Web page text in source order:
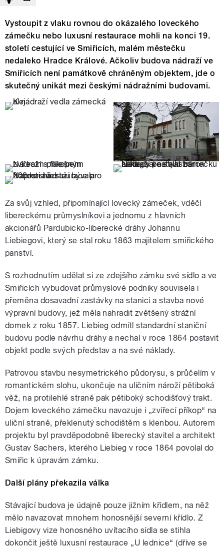
Vystoupit z vlaku rovnou do okázalého loveckého
zámečku nebo luxusní restaurace mohli na konci 19.
století cestující ve Smiřicích, malém městečku
nedaleko Hradce Králové. Ačkoliv budova nádraží ve
Smiřicích není památkově chráněným objektem, jde o
skutečný unikát mezi českými nádražními budovami.
Za svůj vzhled, připomínající lovecký zámeček, vděčí
libereckému průmyslníkovi a jednomu z hlavních
akcionářů Pardubicko-liberecké dráhy Johannu
Liebiegovi, který se stal roku 1863 majitelem smiřického
panství.
S rozhodnutím udělat si ze zdejšího zámku své sídlo a ve
Smiřicích vybudovat průmyslové podniky souvisela i
přeměna dosavadní zastávky na stanici a stavba nové
výpravní budovy, jež měla nahradit zvětšený strážní
domek z roku 1857. Liebieg odmítl standardní staniční
budovu podle návrhu dráhy a nechal v roce 1864 postavit
objekt podle svých představ a na své náklady.
Patrovou stavbu nesymetrického půdorysu, s průčelím v
romantickém slohu, ukončuje na uličním nároží pětiboká
věž, na protilehlé straně pak pětiboký schodišťový trakt.
Dojem loveckého zámečku navozuje i „zvířecí příkop“ na
uliční straně, překlenutý schodištěm s klenbou. Autorem
projektu byl pravděpodobně liberecký stavitel a architekt
Gustav Sachers, kterého Liebieg v roce 1864 povolal do
Smiřic k úpravám zámku.
Další plány překazila válka
Stávající budova je údajně pouze jižním křídlem, na něž
mělo navazovat mnohem honosnější severní křídlo. Z
Liebigovy vize honosného uvítacího sídla se stihla
dokončit ještě luxusní restaurace „U lednice“ (dříve se